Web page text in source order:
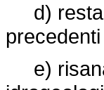
d)
e)